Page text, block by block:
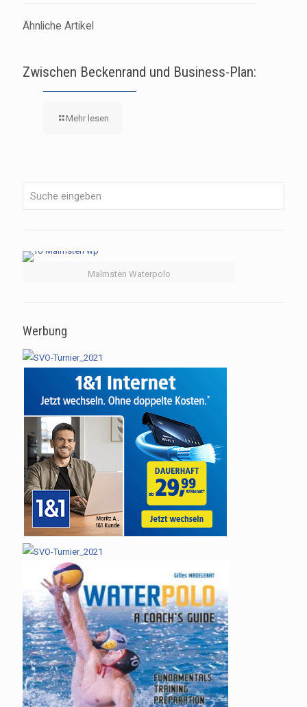
Ähnliche Artikel
Zwischen Beckenrand und Business-Plan:
Mehr lesen
Malmsten Waterpolo
Werbung